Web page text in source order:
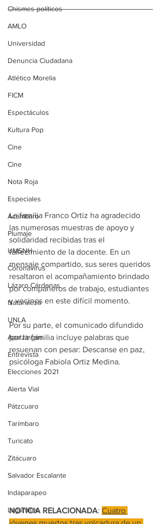
Chismes políticos
AMLO
Universidad
Denuncia Ciudadana
Atlético Morelia
FICM
Espectáculos
Kultura Pop
Cine
Cine
Nota Roja
Especiales
Acámbaro
Plumaje
UMSNH
Coronavirus
Lázaro Cárdenas
Naturaleza
UNLA
Apatzingán
Entrevista
Elecciones 2021
Alerta Vial
Pátzcuaro
Tarímbaro
Turicato
Zitácuaro
Salvador Escalante
Indaparapeo
Lagunillas
La familia Franco Ortiz ha agradecido
las numerosas muestras de apoyo y
solidaridad recibidas tras el
fallecimiento de la docente. En un
mensaje compartido, sus seres queridos
resaltaron el acompañamiento brindado
por compañeros de trabajo, estudiantes
y vecinos en este difícil momento.
Por su parte, el comunicado difundido
por la familia incluye palabras que
resuenan con pesar: Descanse en paz,
psicóloga Fabiola Ortiz Medina.
NOTICIA RELACIONADA: Cuatro